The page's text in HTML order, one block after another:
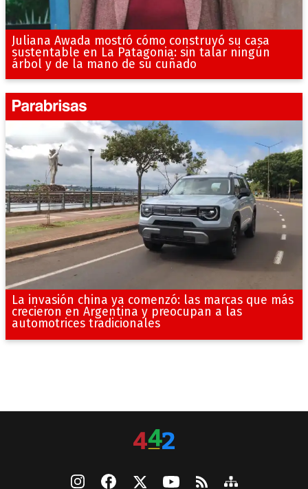
Juliana Awada mostró cómo construyó su casa
sustentable en La Patagonia: sin talar ningún
árbol y de la mano de su cuñado
La invasión china ya comenzó: las marcas que más
crecieron en Argentina y preocupan a las
automotrices tradicionales